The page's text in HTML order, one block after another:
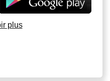
plus